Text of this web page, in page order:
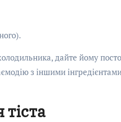
дайте йому
з іншими